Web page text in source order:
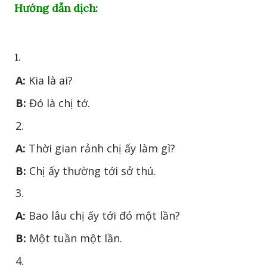
Hướng dẫn dịch:
1.
A: Kia là ai?
B: Đó là chị tớ.
2.
A: Thời gian rảnh chị ấy làm gì?
B: Chị ấy thường tới sở thú.
3.
A: Bao lâu chị ấy tới đó một lần?
B: Một tuần một lần.
4.